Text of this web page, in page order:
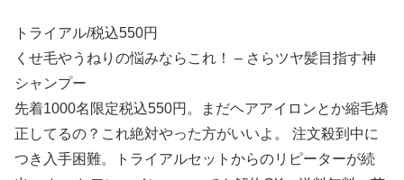
トライアル/税込550円
くせ毛やうねりの悩みならこれ！ – さらツヤ髪目指す神
シャンプー
先着1000名限定税込550円。まだヘアアイロンとか縮毛矯
正してるの？これ絶対やった方がいいよ。 注文殺到中に
つき入手困難。トライアルセットからのリピーターが続